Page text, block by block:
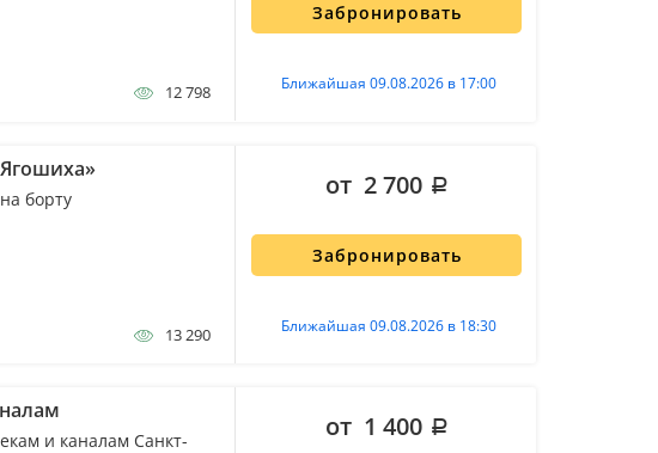
12 798
Забронировать
Ближайшая 09.08.2026 в 17:00
борту
13 290
Забронировать
Ближайшая 09.08.2026 в 18:30
от 2 700
и каналам Санкт-
от 1 400